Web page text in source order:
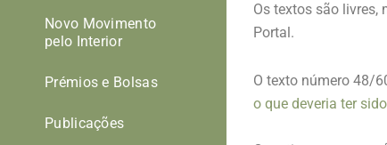
Novo Movimento
pelo Interior
Prémios e Bolsas
Publicações
Os textos são livres,
Portal.
O texto número 48/
o que deveria ter